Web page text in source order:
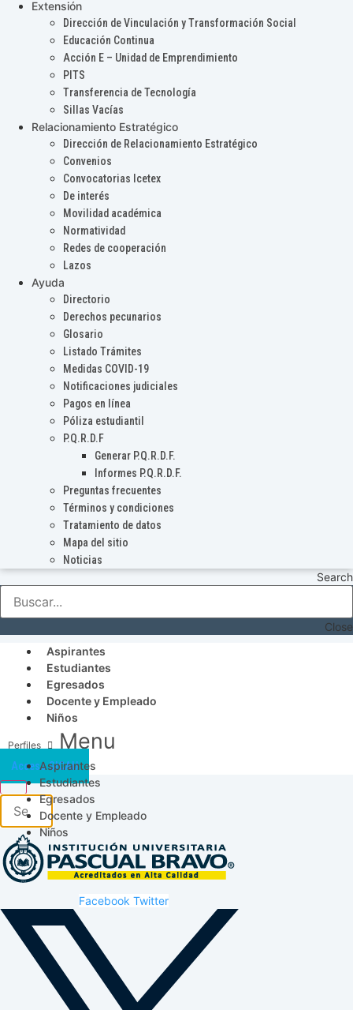
Extensión
Dirección de Vinculación y Transformación Social
Educación Continua
Acción E – Unidad de Emprendimiento
PITS
Transferencia de Tecnología
Sillas Vacías
Relacionamiento Estratégico
Dirección de Relacionamiento Estratégico
Convenios
Convocatorias Icetex
De interés
Movilidad académica
Normatividad
Redes de cooperación
Lazos
Ayuda
Directorio
Derechos pecunarios
Glosario
Listado Trámites
Medidas COVID-19
Notificaciones judiciales
Pagos en línea
Póliza estudiantil
P.Q.R.D.F
Generar P.Q.R.D.F.
Informes P.Q.R.D.F.
Preguntas frecuentes
Términos y condiciones
Tratamiento de datos
Mapa del sitio
Noticias
Search
Close
Aspirantes
Estudiantes
Egresados
Docente y Empleado
Niños
Menu
Aspirantes
Estudiantes
Egresados
Docente y Empleado
Niños
Acceso SICAU
Facebook Twitter